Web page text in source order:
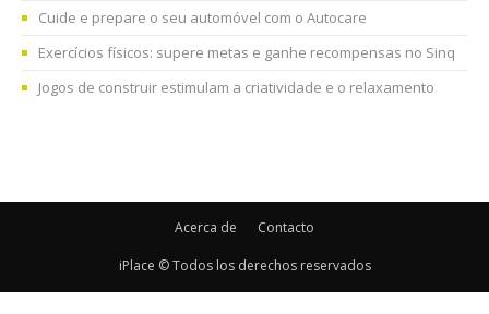
Cuide e prepare o seu automóvel com o Autocare
Exercícios físicos: supere metas e ganhe recompensas no Sinq
Jogos de construir estimulam a criatividade e o relaxamento
Acerca de Contacto
iPlace © Todos los derechos reservados